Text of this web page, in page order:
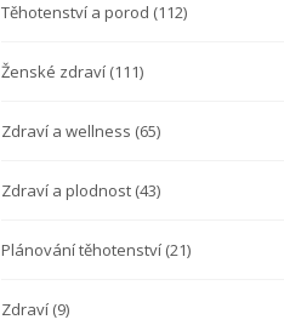
Těhotenství a porod (112)
Ženské zdraví (111)
Zdraví a wellness (65)
Zdraví a plodnost (43)
Plánování těhotenství (21)
Zdraví (9)